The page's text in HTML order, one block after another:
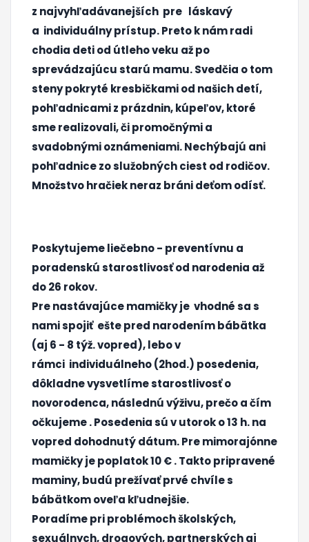
z najvyhľadávanejších pre láskavý
a individuálny prístup.Preto k nám radi
chodia deti od útleho veku až po
sprevádzajúcu starú mamu.Svedčia o tom
steny pokryté kresbičkami od našich detí,
pohľadnicami z prázdnin, kúpeľov, ktoré
sme realizovali, či promočnými a
svadobnými oznámeniami. Nechýbajú ani
pohľadnice zo služobných ciest od rodičov.
Množstvo hračiek neraz bráni deťom odísť.
Poskytujeme liečebno - preventívnu a
poradenskú starostlivosť od narodenia až
do 26 rokov.
Pre nastávajúce mamičky je vhodné sa s
nami spojiť ešte pred narodením bábätka
(aj 6 - 8 týž. vopred),lebo v
rámci individuálneho (2hod.) posedenia,
dôkladne vysvetlíme starostlivosť o
novorodenca, následnú výživu, prečo a čím
očkujeme . Posedenia sú v utorok o 13 h. na
vopred dohodnutý dátum.Pre mimorajónne
mamičky je poplatok 10 € . Takto pripravené
maminy, budú prežívať prvé chvíle s
bábätkom oveľa kľudnejšie.
Poradíme pri problémoch školských,
sexuálnych, drogových, partnerských aj